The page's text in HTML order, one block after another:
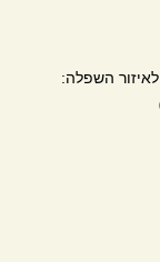
לאיזור תל אביב: דב בטלפון 4572801 054 לאיזור השפלה: